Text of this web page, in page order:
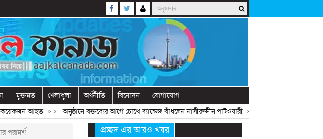
মুক্তমত খেলাধুলা অর্থনীতি বিনোদন যোগাযোগ
আহত» «অনুষ্ঠানে বক্তব্যের আগে চোখে ব্যান্ডেজ বাঁধলেন নাসীরুদ্দীন পাটওয়ারী» «
পরামর্শ প্রচ্ছদ এর আরও খবর